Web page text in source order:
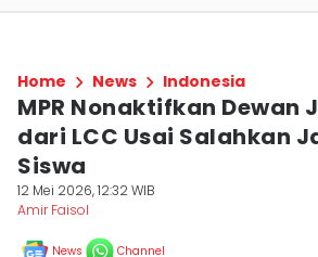
Home News Indonesia
MPR Nonaktifkan Dewan
dari LCC Usai Salahkan
Siswa
12 Mei 2026, 12:32 WIB
Amir Faisol
News Channel